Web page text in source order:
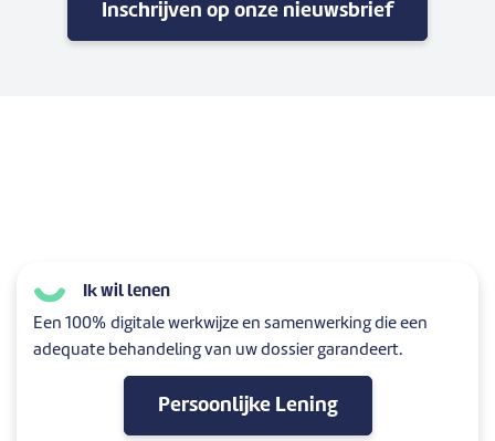
Inschrijven op onze nieuwsbrief
Ik wil lenen
Een 100% digitale werkwijze en samenwerking die een
adequate behandeling van uw dossier garandeert.
Persoonlijke Lening